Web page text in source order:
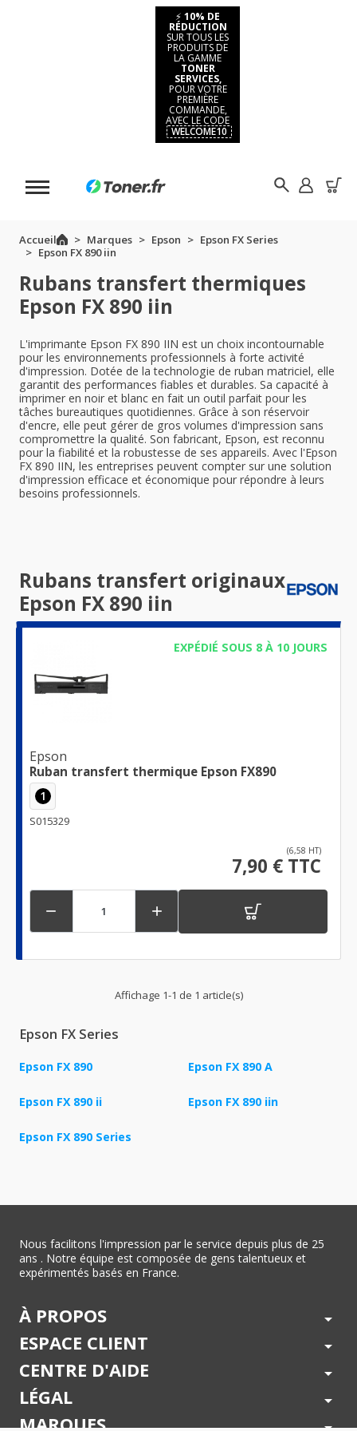
⚡ 10% DE
RÉDUCTION
SUR TOUS LES
PRODUITS DE
LA GAMME
TONER
SERVICES,
POUR VOTRE
PREMIÈRE
COMMANDE,
AVEC LE CODE
WELCOME10
Accueil Marques Epson
Epson FX Series
Epson FX 890 iin
Rubans transfert thermiques
Epson FX 890 iin
L'imprimante Epson FX 890 IIN est un choix incontournable
pour les environnements professionnels à forte activité
d'impression. Dotée de la technologie de ruban matriciel, elle
garantit des performances fiables et durables. Sa capacité à
imprimer en noir et blanc en fait un outil parfait pour les
tâches bureautiques quotidiennes. Grâce à son réservoir
d'encre, elle peut gérer de gros volumes d'impression sans
compromettre la qualité. Son fabricant, Epson, est reconnu
pour la fiabilité et la robustesse de ses appareils. Avec l'Epson
FX 890 IIN, les entreprises peuvent compter sur une solution
d'impression efficace et économique pour répondre à leurs
besoins professionnels.
Rubans transfert originaux
Epson FX 890 iin
EXPÉDIÉ SOUS 8 À 10 JOURS
Epson
Ruban transfert thermique Epson FX890
1
S015329
(6,58 HT)
7,90 € TTC
 
Affichage 1-1 de 1 article(s)
Epson FX Series
Epson FX 890 Epson FX 890 A
Epson FX 890 ii Epson FX 890 iin
Epson FX 890 Series
Nous facilitons l'impression par le service depuis plus de 25
ans . Notre équipe est composée de gens talentueux et
expérimentés basés en France.
À PROPOS arrow_drop_down
ESPACE CLIENT arrow_drop_down
CENTRE D'AIDE arrow_drop_down
LÉGAL arrow_drop_down
MARQUES